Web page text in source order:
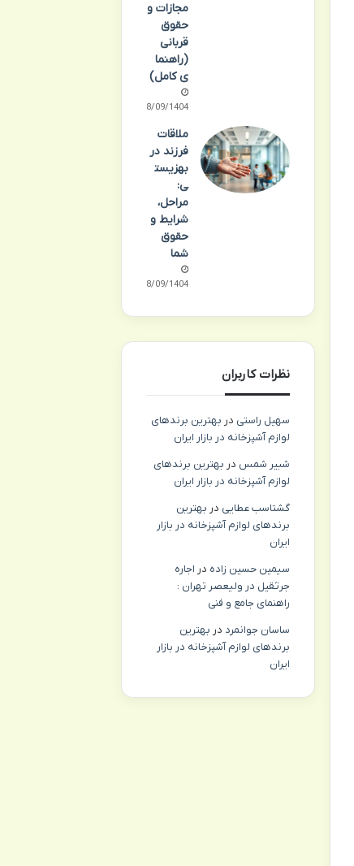
مجازات و
حقوق
قربانی
(راهنما
ی کامل)
18/09/1404
ملاقات
فرزند در
بهزیست
ی:
مراحل،
شرایط و
حقوق
شما
18/09/1404
نظرات کاربران
سهیل راستی در بهترین برندهای
لوازم آشپزخانه در بازار ایران
شبیر شمس در بهترین برندهای
لوازم آشپزخانه در بازار ایران
گشتاسب عطایی در بهترین
برندهای لوازم آشپزخانه در بازار
ایران
سیمین حسین زاده در اجاره
جرثقیل در ولیعصر تهران :
راهنمای جامع و فنی
ساسان جوانمرد در بهترین
برندهای لوازم آشپزخانه در بازار
ایران